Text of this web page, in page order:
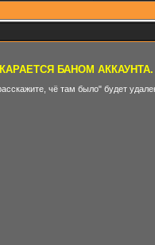
БАНОМ АККАУНТА.
чё там было" будет